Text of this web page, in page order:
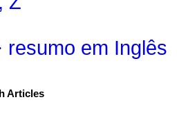
resumo em Inglês
Articles